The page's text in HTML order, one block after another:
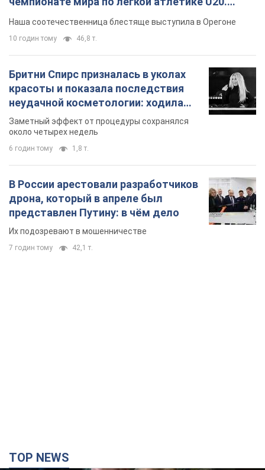
Видео
Наша соотечественница блестяще выступила в Орегоне
10 годин тому 46,8 т.
Бритни Спирс призналась в уколах
красоты и показала последствия
неудачной косметологии: ходила
так почти месяц
Заметный эффект от процедуры сохранялся
около четырех недель
6 годин тому 1,8 т.
В России арестовали разработчиков
дрона, который в апреле был
представлен Путину: в чём дело
Их подозревают в мошенничестве
7 годин тому 42,1 т.
TOP NEWS